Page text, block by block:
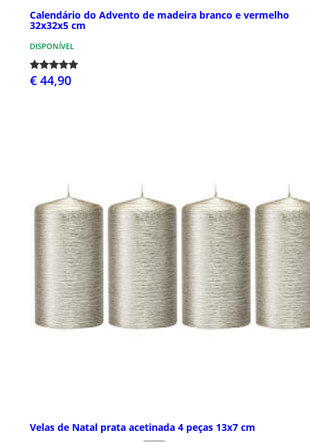
Calendário do Advento de madeira branco e vermelho
32x32x5 cm
DISPONÍVEL
€ 44,90
Velas de Natal prata acetinada 4 peças 13x7 cm